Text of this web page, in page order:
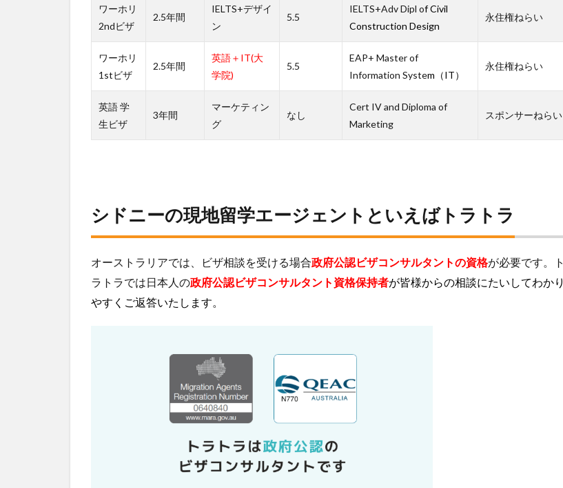
ー
ス
ト
ラ
リ
留
学
促
進
ワーホリ
2ndビザ
2.5年間
IELTS+デザイ
ン
5.5
IELTS+Adv Dipl of Civil
Construction Design
永住権ねらい
ワーホリ
1stビザ
2.5年間
英語＋IT(大
学院)
5.5
EAP+ Master of
Information System（IT）
永住権ねらい
英語 学
生ビザ
3年間
マーケティン
グ
なし
Cert IV and Diploma of
Marketing
スポンサーねらい
シドニーの現地留学エージェントといえばトラトラ
オーストラリアでは、ビザ相談を受ける場合政府公認ビザコンサルタントの資格が必要です。ト
ラトラでは日本人の政府公認ビザコンサルタント資格保持者が皆様からの相談にたいしてわかり
やすくご返答いたします。